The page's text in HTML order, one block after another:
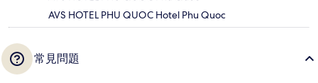
AVS HOTEL PHU QUOC Hotel Phu Quoc
常見問題